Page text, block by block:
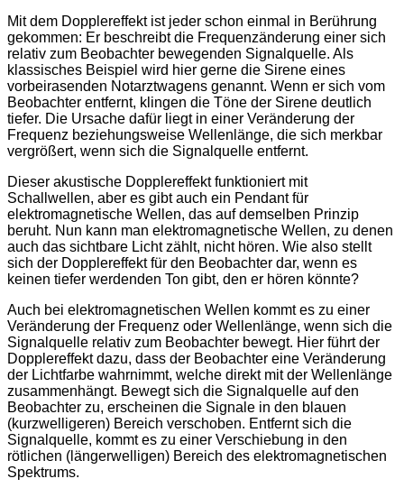
Mit dem Dopplereffekt ist jeder schon einmal in Berührung
gekommen: Er beschreibt die Frequenzänderung einer sich
relativ zum Beobachter bewegenden Signalquelle. Als
klassisches Beispiel wird hier gerne die Sirene eines
vorbeirasenden Notarztwagens genannt. Wenn er sich vom
Beobachter entfernt, klingen die Töne der Sirene deutlich
tiefer. Die Ursache dafür liegt in einer Veränderung der
Frequenz beziehungsweise Wellenlänge, die sich merkbar
vergrößert, wenn sich die Signalquelle entfernt.
Dieser akustische Dopplereffekt funktioniert mit
Schallwellen, aber es gibt auch ein Pendant für
elektromagnetische Wellen, das auf demselben Prinzip
beruht. Nun kann man elektromagnetische Wellen, zu denen
auch das sichtbare Licht zählt, nicht hören. Wie also stellt
sich der Dopplereffekt für den Beobachter dar, wenn es
keinen tiefer werdenden Ton gibt, den er hören könnte?
Auch bei elektromagnetischen Wellen kommt es zu einer
Veränderung der Frequenz oder Wellenlänge, wenn sich die
Signalquelle relativ zum Beobachter bewegt. Hier führt der
Dopplereffekt dazu, dass der Beobachter eine Veränderung
der Lichtfarbe wahrnimmt, welche direkt mit der Wellenlänge
zusammenhängt. Bewegt sich die Signalquelle auf den
Beobachter zu, erscheinen die Signale in den blauen
(kurzwelligeren) Bereich verschoben. Entfernt sich die
Signalquelle, kommt es zu einer Verschiebung in den
rötlichen (längerwelligen) Bereich des elektromagnetischen
Spektrums.